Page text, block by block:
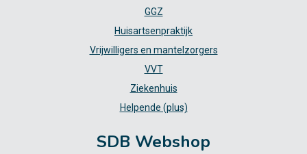
GGZ
Huisartsenpraktijk
Vrijwilligers en mantelzorgers
VVT
Ziekenhuis
Helpende (plus)
SDB Webshop